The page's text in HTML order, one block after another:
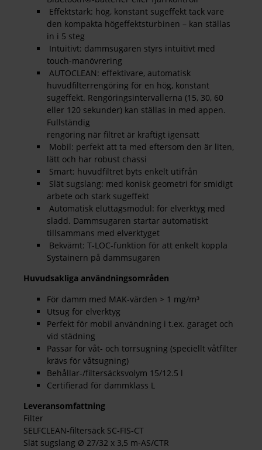
Effektstark: hög, konstant sugeffekt tack vare
den kompakta högeffektsturbinen – kan ställas
in i 5 steg
Intuitivt: dammsugaren styrs intuitivt med
touch-manövrering
AUTOCLEAN: effektivare, automatisk
huvudfilterrengöring för en hög, konstant
sugeffekt. Rengöringsintervallerna (15, 30, 60
eller 120 sekunder) kan ställas in med appen.
Fullständig
rengöring när filtret är kraftigt igensatt
Mobil: perfekt att ta med eftersom den är liten,
lätt och har robust chassi
Smart: huvudfiltret byts enkelt utifrån
Slät sugslang: med konisk geometri för smidigt
arbete och stark sugeffekt
Automatisk eluttagsmodul: för elverktyg med
sladd. Dammsugaren startar automatiskt
tillsammans med elverktyget
Bekvämt: T-LOC-funktion för att enkelt koppla
Systainern på dammsugaren
Huvudsakliga användningsområden
För damm med MAK-värden > 1 mg/m³
Utsug för elverktyg
Perfekt för mobil användning i t.ex. garaget och
vid städning
Passar för våt- och torrsugning (speciellt våtfilter
krävs för våtsugning)
Behållar-/filtersäcksvolym 15/12.5 l
Certifierad för dammklass L
Leveransomfattning
Filter
SELFCLEAN-filtersäck SC-FIS-CT
Slät sugslang Ø 27/32 x 3,5 m-AS/CTR